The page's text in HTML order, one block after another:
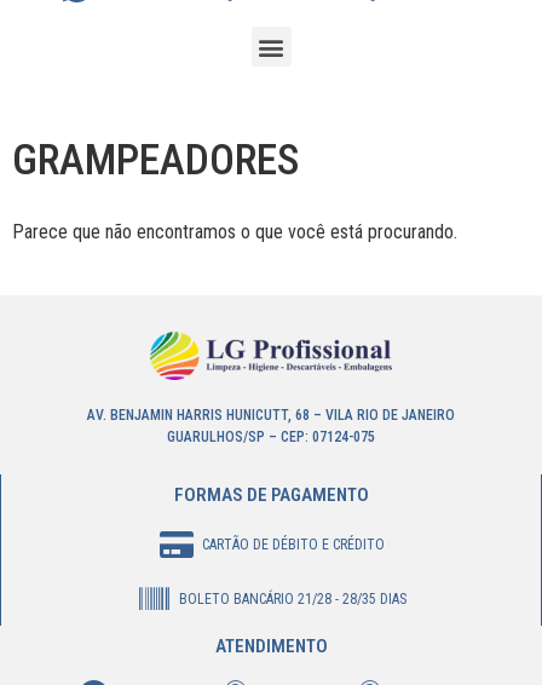
GRAMPEADORES
Parece que não encontramos o que você está procurando.
AV. BENJAMIN HARRIS HUNICUTT, 68 – VILA RIO DE JANEIRO
GUARULHOS/SP – CEP: 07124-075
FORMAS DE PAGAMENTO
CARTÃO DE DÉBITO E CRÉDITO
BOLETO BANCÁRIO 21/28 - 28/35 DIAS
ATENDIMENTO